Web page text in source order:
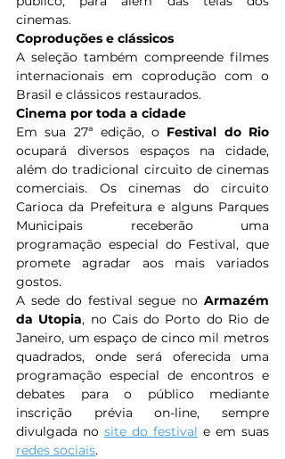
cinemas.
Coproduções e clássicos
A seleção também compreende filmes
internacionais em coprodução com o
Brasil e clássicos restaurados.
Cinema por toda a cidade
Em sua 27ª edição, o Festival do Rio
ocupará diversos espaços na cidade,
além do tradicional circuito de cinemas
comerciais. Os cinemas do circuito
Carioca da Prefeitura e alguns Parques
Municipais receberão uma
programação especial do Festival, que
promete agradar aos mais variados
gostos.
A sede do festival segue no Armazém
da Utopia, no Cais do Porto do Rio de
Janeiro, um espaço de cinco mil metros
quadrados, onde será oferecida uma
programação especial de encontros e
debates para o público mediante
inscrição prévia on-line, sempre
divulgada no site do festival
redes sociais.